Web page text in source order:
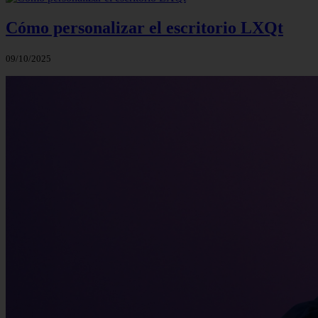
Cómo personalizar el escritorio LXQt
09/10/2025